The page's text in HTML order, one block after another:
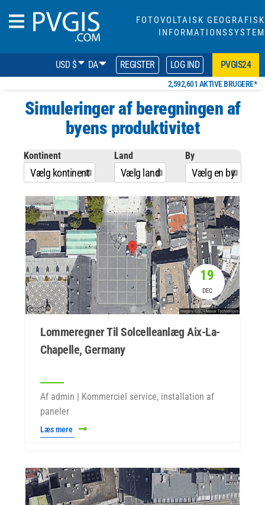
FOTOVOLTAISK GEOGRAFISK
INFORMATIONSSYSTEM
USD $ DA REGISTER LOG IND PVGIS24
2,592,601 AKTIVE BRUGERE*
Simuleringer af beregningen af
​​byens produktivitet
Kontinent
Vælg kontinent
Land
Vælg land
By
Vælg en by
19
DEC
Lommeregner Til Solcelleanlæg Aix-La-
Chapelle, Germany
Af admin | Kommerciel service, installation af
paneler
Læs mere